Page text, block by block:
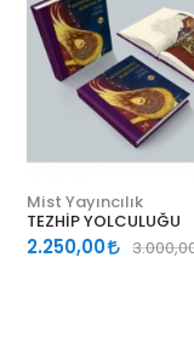
Mist Yayıncılık
TEZHİP YOLCULUĞU
2.250,00